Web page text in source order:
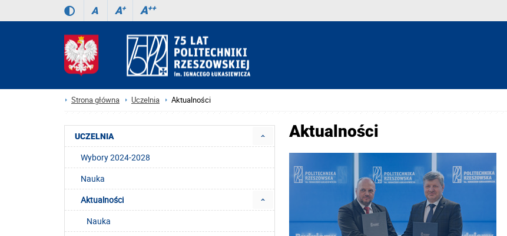
A A+ A++
Strona główna Uczelnia Aktualności
Aktualności
UCZELNIA
Wybory 2024-2028
Nauka
Aktualności
Nauka